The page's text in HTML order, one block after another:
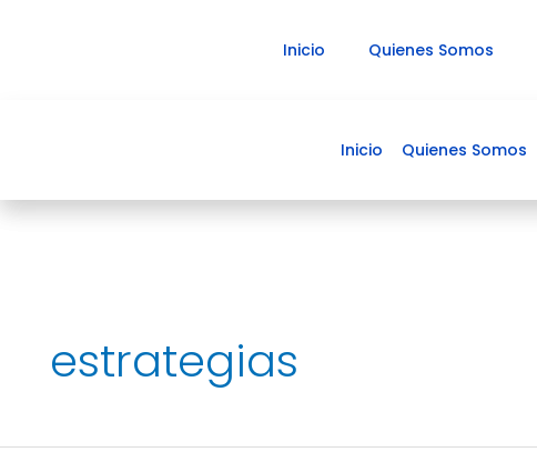
Inicio Quienes Somos
Inicio Quienes Somos
estrategias